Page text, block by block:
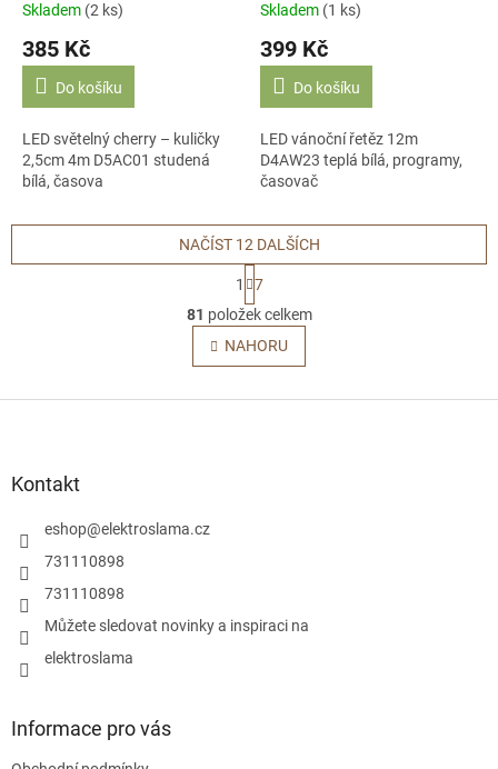
Skladem (2 ks)
385 Kč
Do košíku
LED světelný cherry – kuličky
2,5cm 4m D5AC01 studená
bílá, časova
Skladem (1 ks)
399 Kč
Do košíku
LED vánoční řetěz 12m
D4AW23 teplá bílá, programy,
časovač
O
v
l
á
p
NAČÍST 12 DALŠÍCH
t
r
á
n
k
v
1
7
81 položek celkem
NAHORU
Kontakt
eshop@elektroslama.cz
731110898
731110898
Můžete sledovat novinky a inspiraci na
elektroslama
Informace pro vás